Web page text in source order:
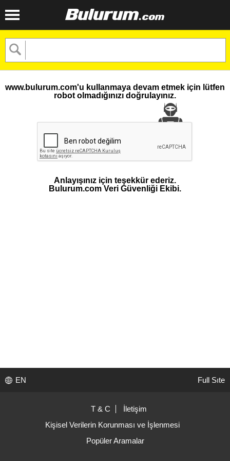
www.bulurum.com'u kullanmaya devam etmek için lütfen
robot olmadığınızı doğrulayınız.
Anlayışınız için teşekkür ederiz.
Bulurum.com Veri Güvenliği Ekibi.
EN Full Sıte
T & C
İletişim
Kişisel Verilerin Korunması ve İşlenmesi
Popüler Aramalar